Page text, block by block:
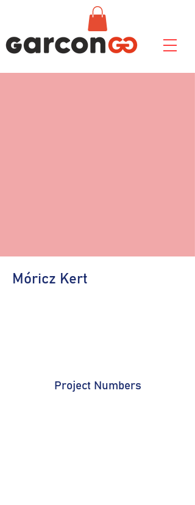
Móricz Kert
Project Numbers